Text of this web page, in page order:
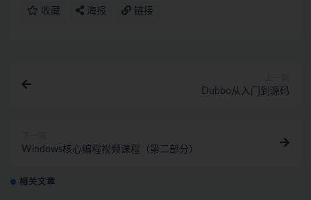
收藏 海报 链接
Dubbo从入门到源码
Windows核心编程视频课程（第二部分）
相关文章